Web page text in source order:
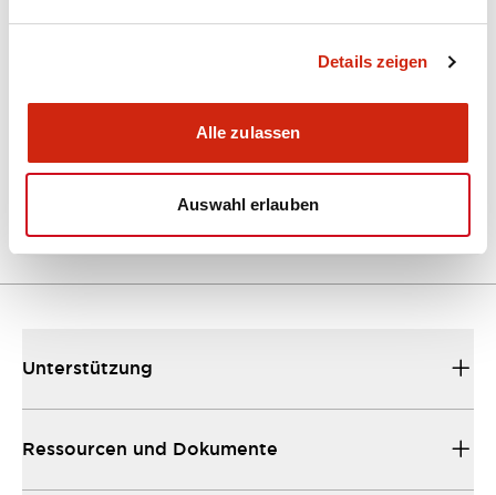
Details zeigen
Alle zulassen
Auswahl erlauben
Bedienungsanleitung CAD-
10/10/2024.PDF5.62MB
Unterstützung
Ressourcen und Dokumente